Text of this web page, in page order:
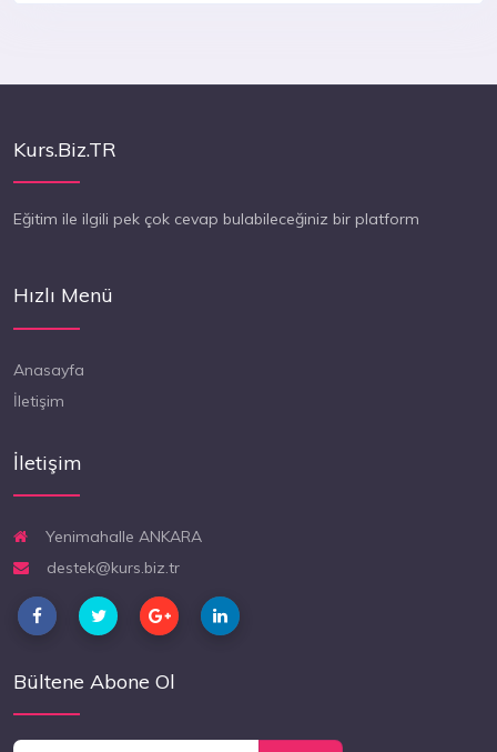
Kurs.Biz.TR
Eğitim ile ilgili pek çok cevap bulabileceğiniz bir platform
Hızlı Menü
Anasayfa
İletişim
İletişim
Yenimahalle ANKARA
destek@kurs.biz.tr
Bültene Abone Ol